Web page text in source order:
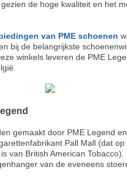
de hoge kwaliteit en het
van PME schoenen
bij de belangrijkste
winkels leveren de PME
gemaakt door PME Legend
Pall Mall (dat op
van British American Tobacco).
van de eveneens